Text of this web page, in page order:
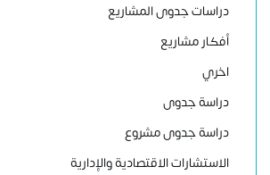
دراسات جدوى المشاريع
أفكار مشاريع
اخري
دراسة جدوى
دراسة جدوى مشروع
الاستشارات الاقتصادية والإدارية